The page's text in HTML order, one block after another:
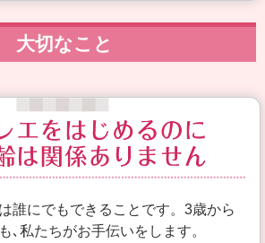
大切なこと
誰にでもできることです。3歳から
､私たちがお手伝いをします。